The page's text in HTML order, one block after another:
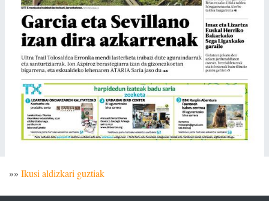
»» Ikusi aldizkari guztiak